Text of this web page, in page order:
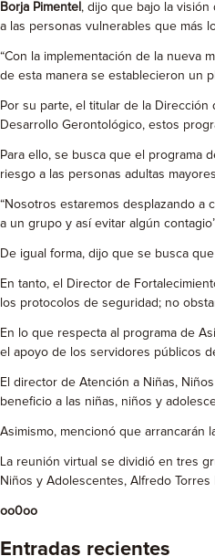
Borja Pimentel , dijo que bajo la visión
a las personas vulnerables que más
“Con la implementación de la nueva
de esta manera se establecieron un
Por su parte, el titular de la
Desarrollo Gerontológico, estos
Para ello, se busca que el programa
riesgo a las personas adultas
“Nosotros estaremos desplazando a
a un grupo y así evitar algún
De igual forma, dijo que se busca
En tanto, el Director de
los protocolos de seguridad; no
En lo que respecta al programa de
el apoyo de los servidores públicos
El director de Atención a Niñas,
beneficio a las niñas, niños y
Asimismo, mencionó que arrancarán
La reunión virtual se dividió en tres
Niños y Adolescentes, Alfredo
oo0oo
Entradas recientes